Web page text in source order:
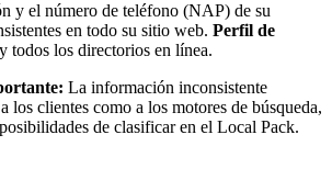
y el número de teléfono (NAP) de su
en todo su sitio web. Perfil de
todos los directorios en línea.
La información inconsistente
los clientes como a los motores de búsqueda,
de clasificar en el Local Pack.